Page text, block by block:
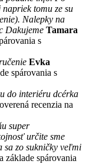
tomu ze su
Nalepky na
Dakujeme Tamara
s
Evka
spárovania s
do interiéru dcérka
recenzia na
super
určite sme
sa zo sukničky veľmi
základe spárovania